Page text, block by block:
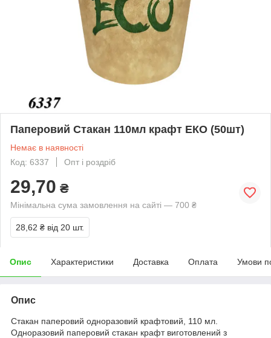
Паперовий Стакан 110мл крафт ЕКО (50шт)
Немає в наявності
Код: 6337
Опт і роздріб
29,70 ₴
Мінімальна сума замовлення на сайті — 700 ₴
28,62 ₴ від 20 шт.
Опис Характеристики Доставка Оплата Умови
Опис
Стакан паперовий одноразовий крафтовий, 110 мл.
Одноразовий паперовий стакан крафт виготовлений з